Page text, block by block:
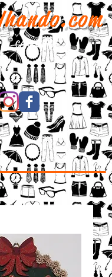
CARRINHO: